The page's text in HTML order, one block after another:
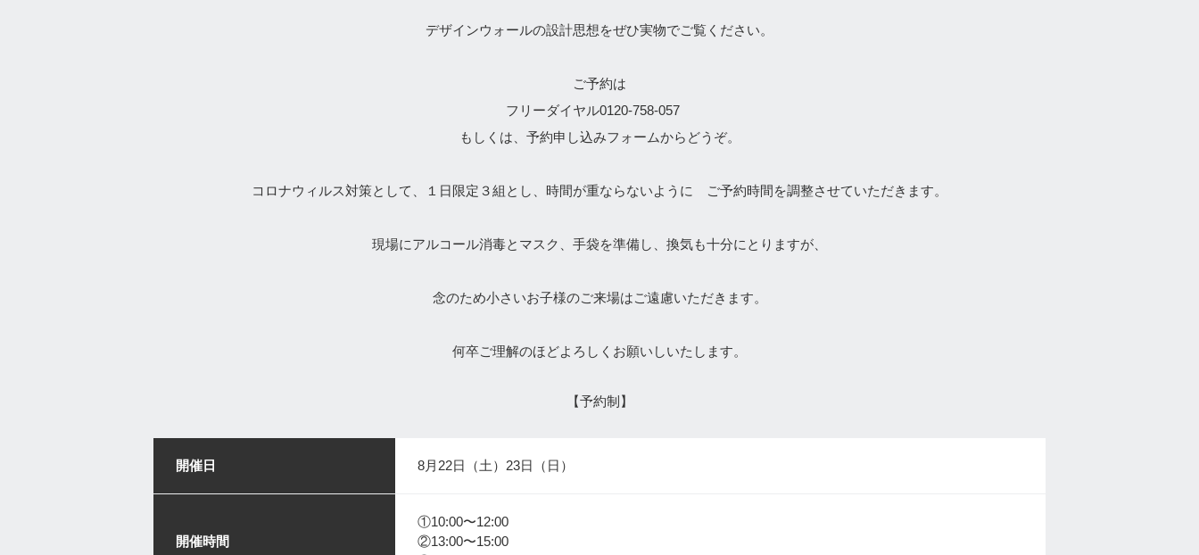
デザインウォールの設計思想をぜひ実物でご覧ください。
ご予約は
フリーダイヤル0120-758-057
もしくは、予約申し込みフォームからどうぞ。
コロナウィルス対策として、１日限定３組とし、時間が重ならないように ご予約時間を調整させていただきます。
現場にアルコール消毒とマスク、手袋を準備し、換気も十分にとりますが、
念のため小さいお子様のご来場はご遠慮いただきます。
何卒ご理解のほどよろしくお願いしいたします。
【予約制】
開催日 8月22日（土）23日（日）
開催時間
①10:00〜12:00
②13:00〜15:00